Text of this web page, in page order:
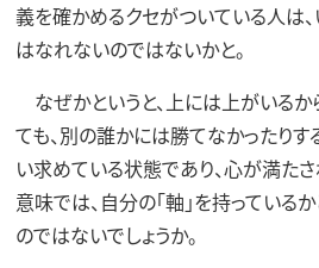
義を確かめるクセがついている人は
はなれないのではないかと。
なぜかというと、上には上がいるか
ても、別の誰かには勝てなかったりす
い求めている状態であり、心が満たさ
意味では、自分の「軸」を持っている
のではないでしょうか。